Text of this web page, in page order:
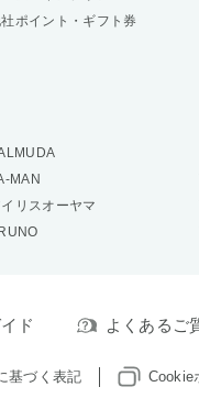
ポイント・ギフト券
MAN
リスオーヤマ
ド よくあるご
基づく表記 Cookie